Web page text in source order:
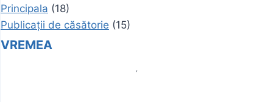
Principala (18)
Publicații de căsătorie (15)
VREMEA